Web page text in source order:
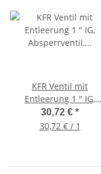
KFR Ventil mit
Entleerung 1 " IG,
Absperrventil,
Schrägsitzventil, DVGW
30,72 € *
30,72 € / 1